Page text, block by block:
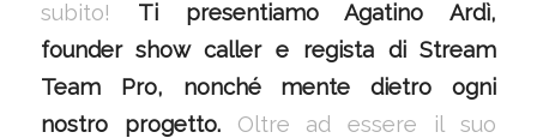
subito! Ti presentiamoAgatino Ardì,
founder show caller e regista di Stream
Team Pro, nonché mente dietro ogni
nostro progetto. Oltre ad essere il suo